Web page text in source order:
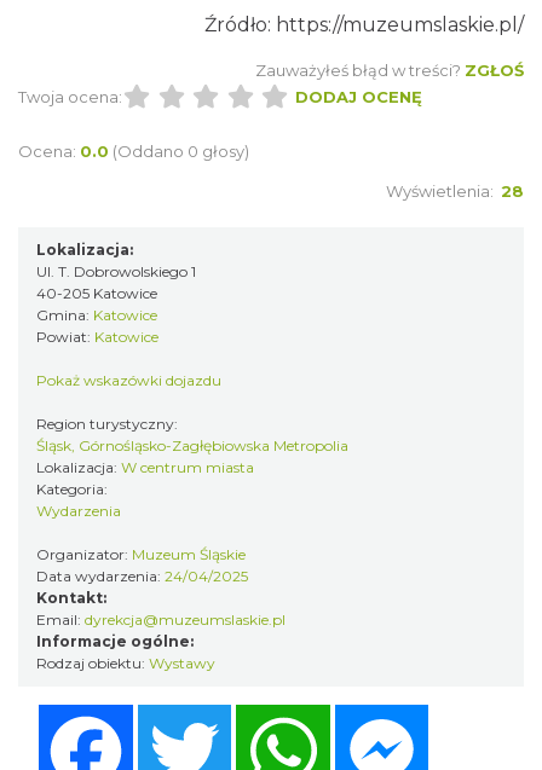
2026-12-11
LORD OF THE DANCE 2026
Katowice
0.57 km
Kult – Pomarańczowa Trasa 2026
Katowice
0.62 km
Źródło: https://muzeumslaskie.pl/
Zauważyłeś błąd w treści? ZGŁOŚ
Twoja ocena:
DODAJ OCENĘ
Ocena: 0.0 (Oddano 0 głosy)
Wyświetlenia: 28
Lokalizacja:
Ul. T. Dobrowolskiego 1
40-205 Katowice
Gmina: Katowice
Powiat: Katowice
Pokaż wskazówki dojazdu
Region turystyczny:
Śląsk, Górnośląsko-Zagłębiowska Metropolia
Lokalizacja: W centrum miasta
Kategoria:
Wydarzenia
Organizator: Muzeum Śląskie
Data wydarzenia: 24/04/2025
Kontakt:
Email: dyrekcja@muzeumslaskie.pl
Informacje ogólne:
Rodzaj obiektu: Wystawy
Twitter WhatsApp